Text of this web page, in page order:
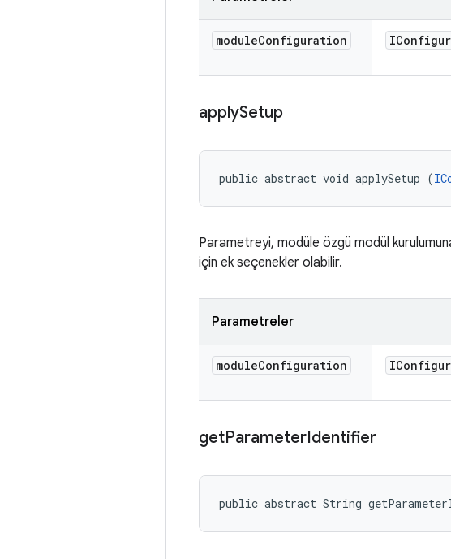
moduleConfiguration
applySetup
public abstract void applySetup (
Parametreyi, modüle özgü modül
için ek seçenekler olabilir.
Parametreler
moduleConfiguration
getParameterIdentifier
public abstract String